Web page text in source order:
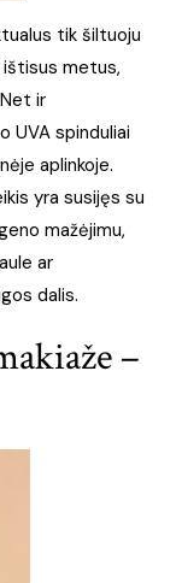
tik šiltuoju
ištisus metus,
ir
UVA spinduliai
aplinkoje.
yra susijęs su
mažėjimu,
ar
dalis.
–